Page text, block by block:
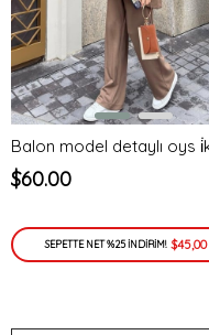
$60.00
SEPETTE NET %25 İNDİRİM! $45,00